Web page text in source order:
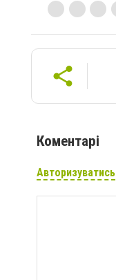
Коментарі
Авторизуватись